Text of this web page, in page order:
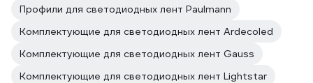
Профили для светодиодных лент Paulmann
Комплектующие для светодиодных лент Ardecoled
Комплектующие для светодиодных лент Gauss
Комплектующие для светодиодных лент Lightstar